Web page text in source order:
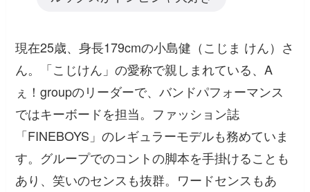
現在25歳、身長179cmの小島健（こじま けん）さ
ん。「こじけん」の愛称で親しまれている、A
ぇ！groupのリーダーで、バンドパフォーマンス
ではキーボードを担当。ファッション誌
「FINEBOYS」のレギュラーモデルも務めていま
す。グループでのコントの脚本を手掛けることも
あり、笑いのセンスも抜群。ワードセンスもあ